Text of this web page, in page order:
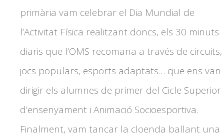
primària vam celebrar el Dia Mundial de
l’Activitat Física realitzant doncs, els 30 minuts
diaris que l’OMS recomana a través de circuits,
jocs populars, esports adaptats… que ens van
dirigir els alumnes de primer del Cicle Superior
d’ensenyament i Animació Socioesportiva.
Finalment, vam tancar la cloenda ballant una